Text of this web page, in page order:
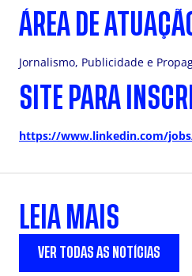
ÁREA DE
Jornalismo, Publicidade e
SITE PARA
https://www.linkedin.com/
LEIA MAIS
VER TODAS AS NOTÍCIAS